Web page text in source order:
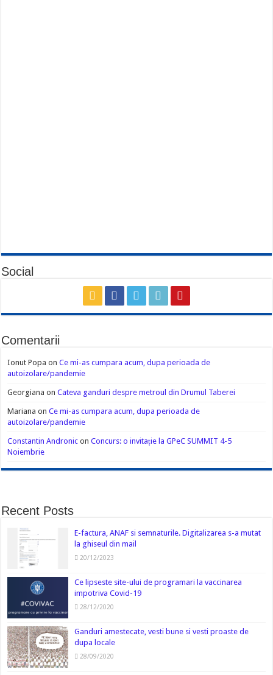
Social
Comentarii
Ionut Popa onCe mi-as cumpara acum, dupa perioada de
autoizolare/pandemie
Georgiana onCateva ganduri despre metroul din Drumul Taberei
Mariana onCe mi-as cumpara acum, dupa perioada de
autoizolare/pandemie
Constantin Andronic onConcurs: o invitație la GPeC SUMMIT 4-5
Noiembrie
Recent Posts
E-factura, ANAF si semnaturile. Digitalizarea s-a mutat
la ghiseul din mail
20/12/2023
Ce lipseste site-ului de programari la vaccinarea
impotriva Covid-19
28/12/2020
Ganduri amestecate, vesti bune si vesti proaste de
dupa locale
28/09/2020